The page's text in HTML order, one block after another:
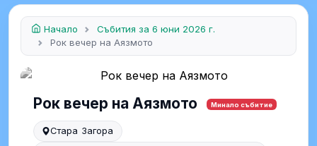
Начало
Събития за 6 юни 2026 г.
Рок вечер на Аязмото
Рок вечер на Аязмото Минало събитие
Стара Загора